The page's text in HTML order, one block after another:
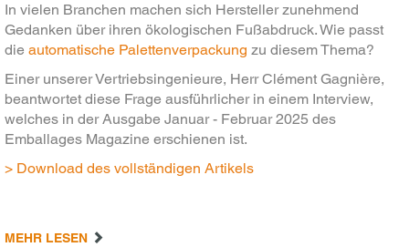
In vielen Branchen machen sich Hersteller zunehmend
Gedanken über ihren ökologischen Fußabdruck. Wie passt
die automatische Palettenverpackung zu diesem Thema?
Einer unserer Vertriebsingenieure, Herr Clément Gagnière,
beantwortet diese Frage ausführlicher in einem Interview,
welches in der Ausgabe Januar - Februar 2025 des
Emballages Magazine erschienen ist.
> Download des vollständigen Artikels
MEHR LESEN